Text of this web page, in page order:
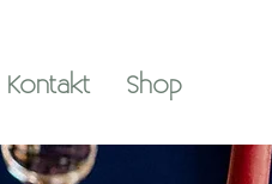
Kontakt Shop